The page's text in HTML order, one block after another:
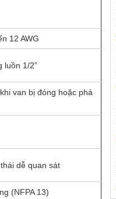
12 AWG
luồn 1/2”
van bị đóng hoặc phá
dễ quan sát
(NFPA 13)